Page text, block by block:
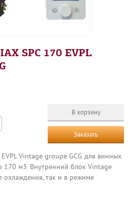
SPC 170 EVPL
Заказать
EVPL Vintage groupe GCG для винных
170 м3. Внутренний блок Vintage
так и в режиме